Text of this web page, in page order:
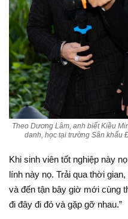
Theo Dương Lâm, anh biết Kiều
danh, học tại trường Sân khấu
Khi sinh viên tốt nghiệp này
lính này nọ. Trải qua thời
và đến tận bây giờ mới cùng
đi đây đi đó và gặp gỡ nhau.”